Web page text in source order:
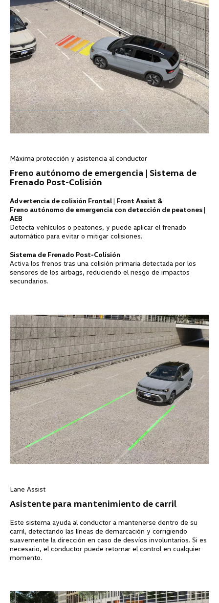
Máxima protección y asistencia al conductor
Freno autónomo de emergencia | Sistema de
Frenado Post-Colisión
Advertencia de colisión Frontal | Front Assist &
Freno autónomo de emergencia con detección de peatones |
AEB
Detecta vehículos o peatones, y puede aplicar el frenado
automático para evitar o mitigar colisiones.
Sistema de Frenado Post-Colisión
Activa los frenos tras una colisión primaria detectada por los
sensores de los airbags, reduciendo el riesgo de impactos
secundarios.
Lane Assist
Asistente para mantenimiento de carril
Este sistema ayuda al conductor a mantenerse dentro de su
carril, detectando las líneas de demarcación y corrigiendo
suavemente la dirección en caso de desvíos involuntarios. Si es
necesario, el conductor puede retomar el control en cualquier
momento.